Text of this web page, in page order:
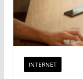
INTERNET